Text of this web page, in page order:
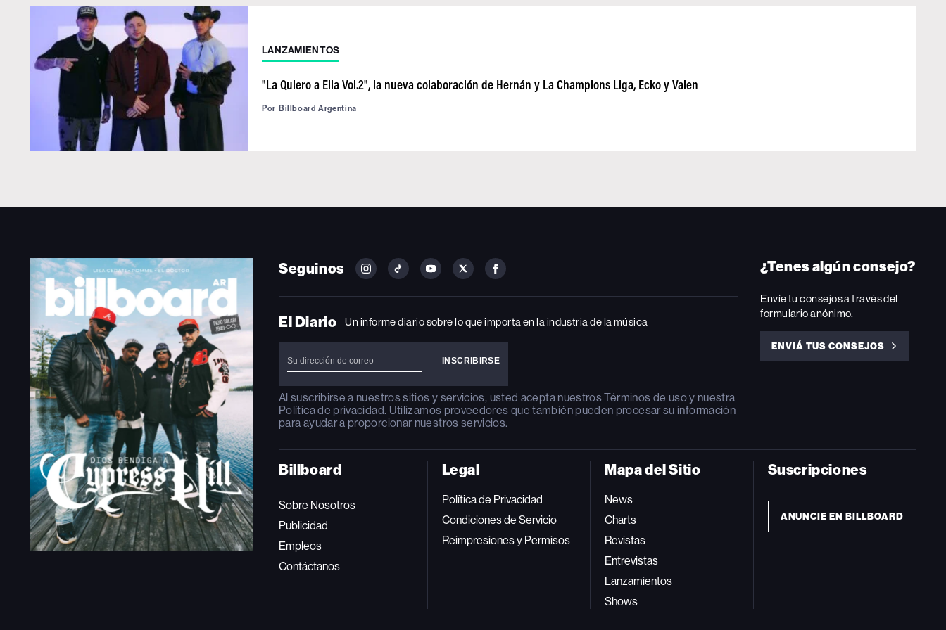
LANZAMIENTOS
"La Quiero a Ella Vol.2", la nueva colaboración de Hernán y La Champions Liga, Ecko y Valen
Por Billboard Argentina
Seguinos
FOLLOW
ON
FOLLOW
ON
FOLLOW
ON
FOLLOW
ON
FOLLOW
ON
El Diario Un informe diario sobre lo que importa en la industria de la música
Al suscribirse a nuestros sitios y servicios, usted acepta nuestrosTérminos de usoy nuestra
Política de privacidad. Utilizamos proveedores que también pueden procesar su información
para ayudar a proporcionar nuestros servicios.
¿Tenes algún consejo?
Envíe tu consejos a través del
formulario anónimo.
ENVIÁ TUS CONSEJOS
ENVIÁ
Billboard
Sobre Nosotros
Publicidad
Empleos
Contáctanos
Legal
Política de Privacidad
Condiciones de Servicio
Reimpresiones y Permisos
Mapa del Sitio
News
Charts
Revistas
Entrevistas
Lanzamientos
Shows
Suscripciones
ANUNCIE EN BILLBOARD